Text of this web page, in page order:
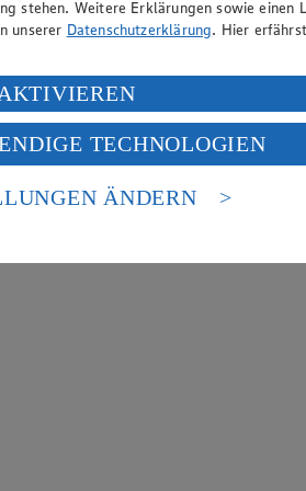
stehen. Weitere Erklärungen sowie einen
unserer Datenschutzerklärung. Hier
Daten in den USA durch Facebook und
du im Sinne des Art. 49 Abs. 1 Satz 1 lit.
werden. Der EuGH sieht die USA als
angemessenen Datenschutzniveau an. Es
Behörden.
AKTIVIEREN
TECHNOLOGIEN
ÄNDERN